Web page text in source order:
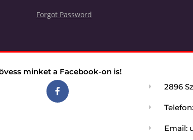
Forgot Password
minket a Facebook-on is!
2896
Email: